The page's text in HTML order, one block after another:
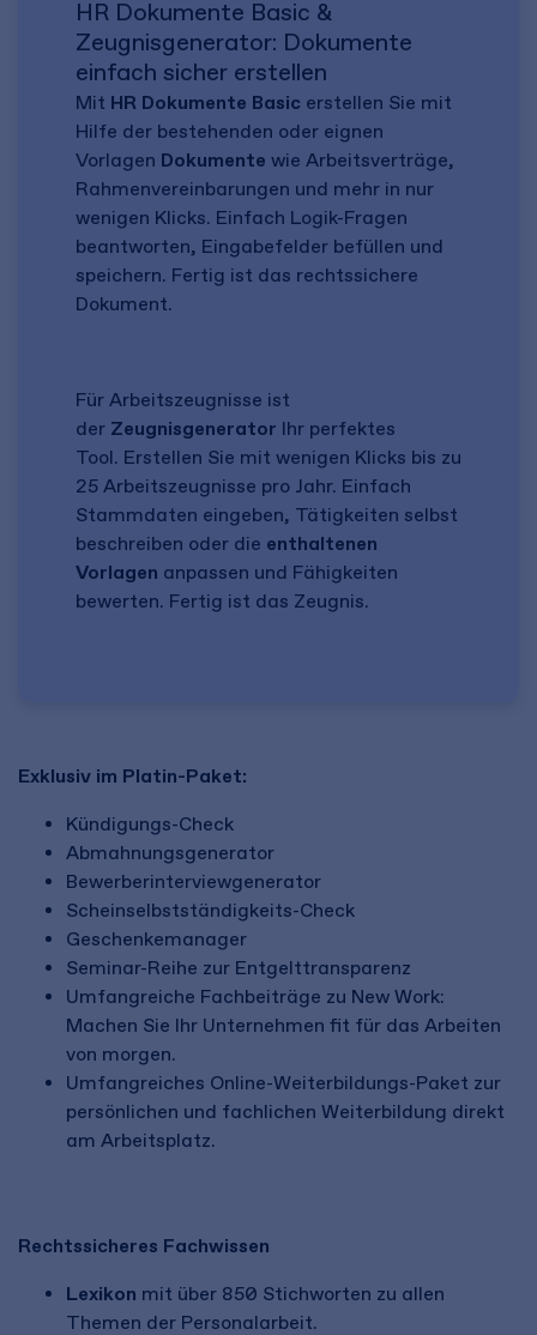
HR Dokumente Basic &
Zeugnisgenerator: Dokumente
einfach sicher erstellen
Mit HR Dokumente Basic erstellen Sie mit
Hilfe der bestehenden oder eignen
Vorlagen Dokumente wie Arbeitsverträge,
Rahmenvereinbarungen und mehr in nur
wenigen Klicks. Einfach Logik-Fragen
beantworten, Eingabefelder befüllen und
speichern. Fertig ist das rechtssichere
Dokument.
Für Arbeitszeugnisse ist
der Zeugnisgenerator Ihr perfektes
Tool. Erstellen Sie mit wenigen Klicks bis zu
25 Arbeitszeugnisse pro Jahr. Einfach
Stammdaten eingeben, Tätigkeiten selbst
beschreiben oder die enthaltenen
Vorlagen anpassen und Fähigkeiten
bewerten. Fertig ist das Zeugnis.
Exklusiv im Platin-Paket:
​Kündigungs-Check
Abmahnungsgenerator
Bewerberinterviewgenerator
Scheinselbstständigkeits-Check
Geschenkemanager
Seminar-Reihe zur Entgelttransparenz
Umfangreiche Fachbeiträge zu New Work:
Machen Sie Ihr Unternehmen fit für das Arbeiten
von morgen.
Umfangreiches Online-Weiterbildungs-Paket zur
persönlichen und fachlichen Weiterbildung direkt
am Arbeitsplatz.
Rechtssicheres Fachwissen
Lexikon mit über 850 Stichworten zu allen
Themen der Personalarbeit.